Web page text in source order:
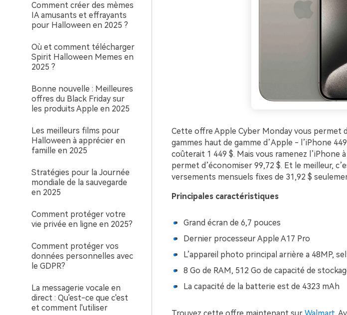
Comment créer des mèmes
IA amusants et effrayants
pour Halloween en 2025 ?
Où et comment télécharger
Spirit Halloween Memes en
2025 ?
Bonne nouvelle : Meilleures
offres du Black Friday sur
les produits Apple en 2025
Les meilleurs films pour
Halloween à apprécier en
famille en 2025
Stratégies pour la Journée
mondiale de la sauvegarde
en 2025
Comment protéger votre
vie privée en ligne en 2025?
Comment protéger vos
données personnelles avec
le GDPR?
La messagerie vocale en
direct : Qu'est-ce que c'est
et comment l'utiliser
Cette offre Apple Cyber Monday vous permet
gammes haut de gamme d’Apple - l’iPhone
coûterait 1 449 $. Mais vous ramenez l’iPhone
permet d’économiser 99,72 $. Et le meilleur,
versements mensuels fixes de 31,92 $
Principales caractéristiques
Grand écran de 6,7 pouces
Dernier processeur Apple A17 Pro
L’appareil photo principal arrière a 48MP,
8 Go de RAM, 512 Go de capacité de
La capacité de la batterie est de 4323 mAh